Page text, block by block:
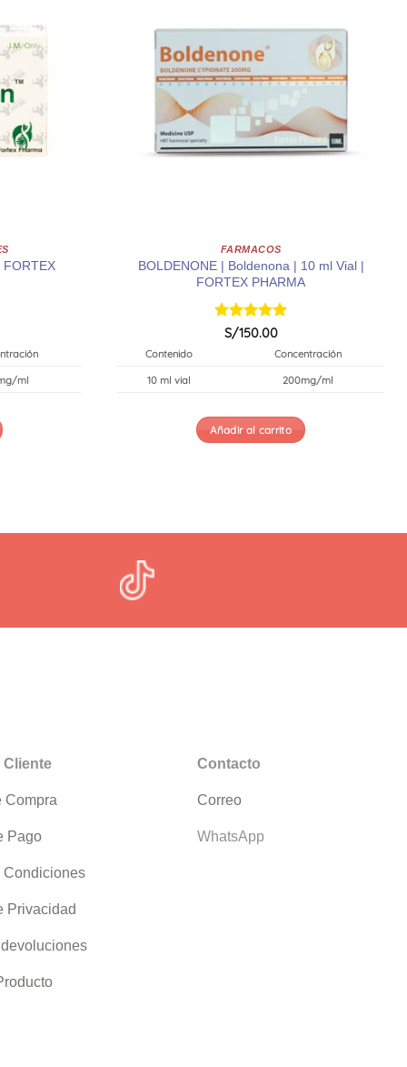
FORTEX
ml
FARMACOS
BOLDENONE | Boldenona | 10 ml Vial |
FORTEX PHARMA
Valorado
S/150.00
Contenido Concentración
10 ml vial 200mg/ml
Añadir al carrito
Cliente
Compra
Pago
Condiciones
Privacidad
Contacto
Correo
WhatsApp